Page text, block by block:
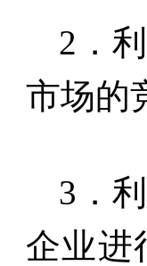
2 ．
市场的
3 ．
企业进